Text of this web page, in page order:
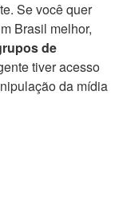
Se você quer
Brasil melhor,
de
tiver acesso
da mídia